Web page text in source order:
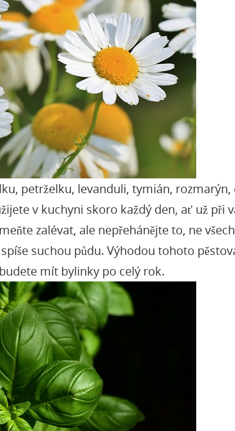
petrželku, levanduli, tymián,
v kuchyni skoro každý den, ať už při
zalévat, ale nepřehánějte to, ne
suchou půdu. Výhodou tohoto
mít bylinky po celý rok.